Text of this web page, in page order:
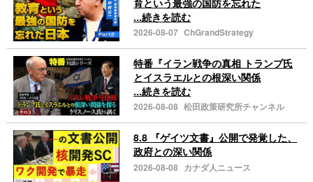
...続きを読む
2026-08-07 ChGrandStrategy
特番『イラン戦争の真相 トランプ氏
とイスラエルとの根深い関係
...続きを読む
2026-08-08 松田政策研究所チャンネル
8.8 『ゲイツ文書』公開で発覚した、
政府との深い関係
2026-08-08 カナダ人ニュース